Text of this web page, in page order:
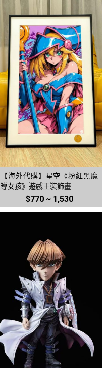
【海外代購】星空《粉紅黑魔
導女孩》遊戲王裝飾畫
$770 ~ 1,530